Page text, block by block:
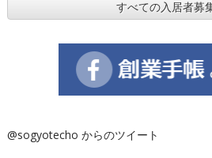
すべての入居者募
@sogyotecho からのツイート